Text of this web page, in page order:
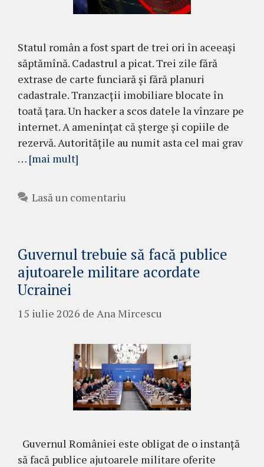
Statul român a fost spart de trei ori în aceeași
săptămînă. Cadastrul a picat. Trei zile fără
extrase de carte funciară și fără planuri
cadastrale. Tranzacții imobiliare blocate în
toată țara. Un hacker a scos datele la vînzare pe
internet. A amenințat că șterge și copiile de
rezervă. Autoritățile au numit asta cel mai grav
… [mai mult]
Lasă un comentariu
Guvernul trebuie să facă publice
ajutoarele militare acordate
Ucrainei
15 iulie 2026 de Ana Mircescu
Guvernul României este obligat de o instanță
să facă publice ajutoarele militare oferite